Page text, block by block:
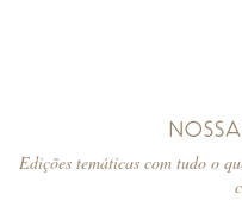
Edições temáticas com tudo o